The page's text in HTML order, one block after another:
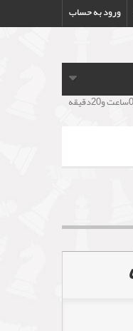
ورود به حساب